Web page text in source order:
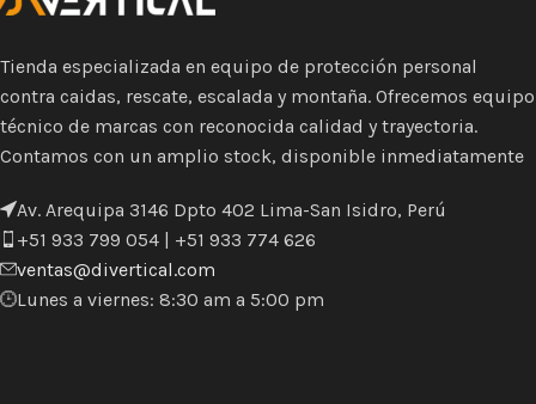
Tienda especializada en equipo de protección personal
contra caidas, rescate, escalada y montaña. Ofrecemos equipo
técnico de marcas con reconocida calidad y trayectoria.
Contamos con un amplio stock, disponible inmediatamente
Av. Arequipa 3146 Dpto 402 Lima-San Isidro, Perú
+51 933 799 054 | +51 933 774 626
ventas@divertical.com
Lunes a viernes: 8:30 am a 5:00 pm